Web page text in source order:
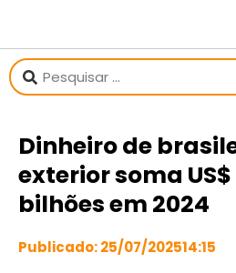
Dinheiro de
exterior soma
bilhões em 2024
Publicado:25/07/202514:15